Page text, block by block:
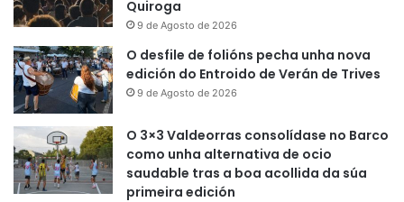
Quiroga
9 de Agosto de 2026
O desfile de folións pecha unha nova
edición do Entroido de Verán de Trives
9 de Agosto de 2026
O 3×3 Valdeorras consolídase no Barco
como unha alternativa de ocio
saudable tras a boa acollida da súa
primeira edición